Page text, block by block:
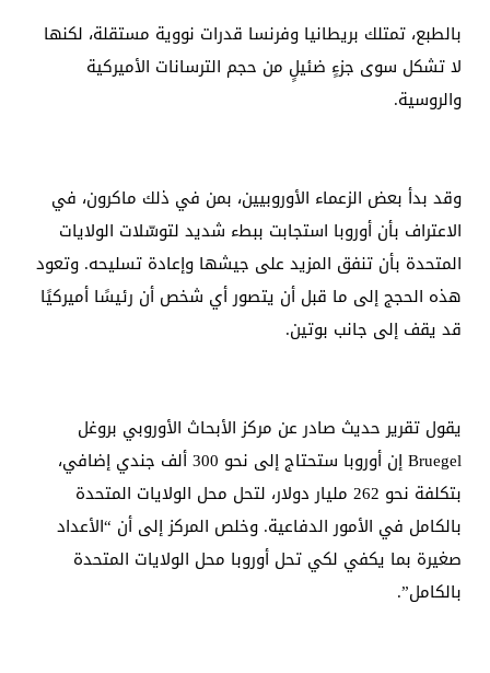
بالطبع، تمتلك بريطانيا وفرنسا قدرات نووية مستقلة، لكنها
لا تشكل سوى جزءٍ ضئيلٍ من حجم الترسانات الأميركية
والروسية.
وقد بدأ بعض الزعماء الأوروبيين، بمن في ذلك ماكرون، في
الاعتراف بأن أوروبا استجابت ببطء شديد لتوسّلات الولايات
المتحدة بأن تنفق المزيد على جيشها وإعادة تسليحه. وتعود
هذه الحجج إلى ما قبل أن يتصور أي شخص أن رئيسًا أميركيًا
قد يقف إلى جانب بوتين.
يقول تقرير حديث صادر عن مركز الأبحاث الأوروبي بروغل
Bruegel إن أوروبا ستحتاج إلى نحو 300 ألف جندي إضافي،
بتكلفة نحو 262 مليار دولار، لتحل محل الولايات المتحدة
بالكامل في الأمور الدفاعية. وخلص المركز إلى أن “الأعداد
صغيرة بما يكفي لكي تحل أوروبا محل الولايات المتحدة
بالكامل”.